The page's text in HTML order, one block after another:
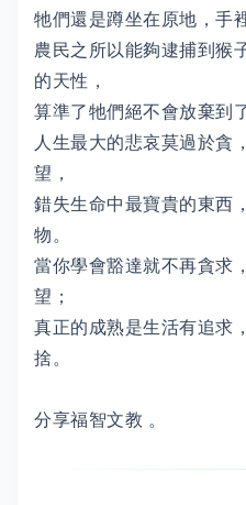
牠們還是蹲坐在原地，手
農民之所以能夠逮捕到猴
的天性，
算準了牠們絕不會放棄到
人生最大的悲哀莫過於貪
望，
錯失生命中最寶貴的東西
物。
當你學會豁達就不再貪求
望；
真正的成熟是生活有追求
捨。
分享福智文教 。